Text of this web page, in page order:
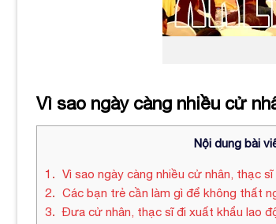
Vì sao ngày càng nhiều cử
Nội dung bài
1
Vì sao ngày càng nhiều cử nhân, thạc
2
Các bạn trẻ cần làm gì để không thất
3
Đưa cử nhân, thạc sĩ đi xuất khẩu lao